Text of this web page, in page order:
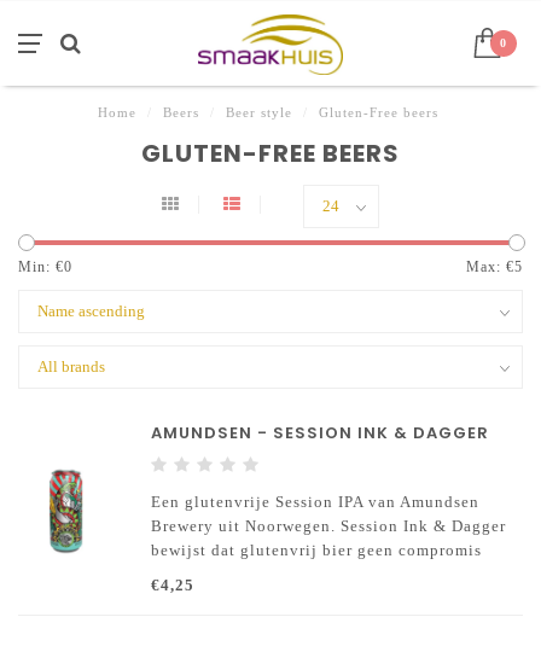
0
Home Beers Beer style Gluten-Free beers
GLUTEN-FREE BEERS
Min: €0 Max: €5
AMUNDSEN - SESSION INK & DAGGER
Een glutenvrije Session IPA van Amundsen
Brewery uit Noorwegen. Session Ink & Dagger
bewijst dat glutenvrij bier geen compromis
een toegankelijke 4,2% ABV.
€4,25